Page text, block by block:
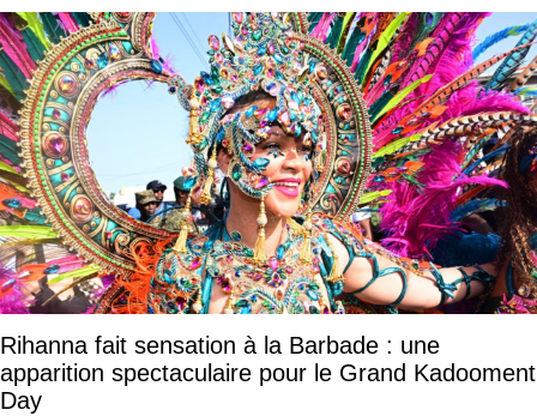
Rihanna fait sensation à la Barbade : une
apparition spectaculaire pour le Grand Kadooment
Day